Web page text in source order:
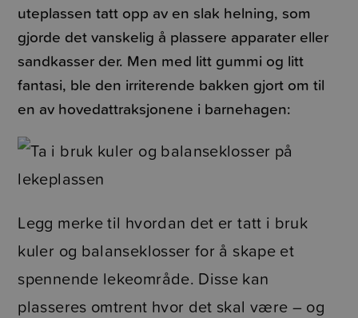
uteplassen tatt opp av en slak helning, som
gjorde det vanskelig å plassere apparater eller
sandkasser der. Men med litt gummi og litt
fantasi, ble den irriterende bakken gjort om til
en av hovedattraksjonene i barnehagen:
Legg merke til hvordan det er tatt i bruk
kuler og balanseklosser for å skape et
spennende lekeområde. Disse kan
plasseres omtrent hvor det skal være – og